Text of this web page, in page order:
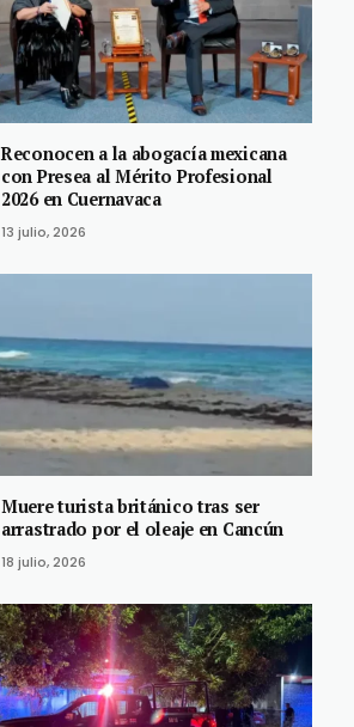
Reconocen a la abogacía mexicana
con Presea al Mérito Profesional
2026 en Cuernavaca
13 julio, 2026
Muere turista británico tras ser
arrastrado por el oleaje en Cancún
18 julio, 2026